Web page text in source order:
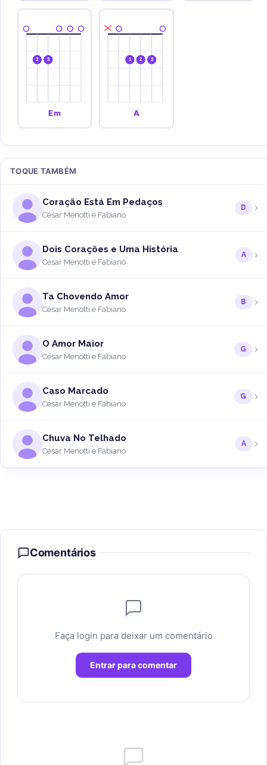
2 3
Em
1 2 3
A
TOQUE TAMBÉM
Coração Está Em Pedaços
César Menotti e Fabiano
D
Dois Corações e Uma História
César Menotti e Fabiano
A
Ta Chovendo Amor
César Menotti e Fabiano
B
O Amor Maior
César Menotti e Fabiano
G
Caso Marcado
César Menotti e Fabiano
G
Chuva No Telhado
César Menotti e Fabiano
A
Comentários
Faça login para deixar um comentário
Entrar para comentar